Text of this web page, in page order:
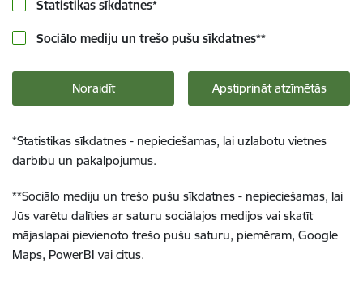
Statistikas sīkdatnes*
Sociālo mediju un trešo pušu sīkdatnes**
Noraidīt Apstiprināt atzīmētās
*Statistikas sīkdatnes - nepieciešamas, lai uzlabotu vietnes
darbību un pakalpojumus.
**Sociālo mediju un trešo pušu sīkdatnes - nepieciešamas, lai
Jūs varētu dalīties ar saturu sociālajos medijos vai skatīt
mājaslapai pievienoto trešo pušu saturu, piemēram, Google
Maps, PowerBI vai citus.